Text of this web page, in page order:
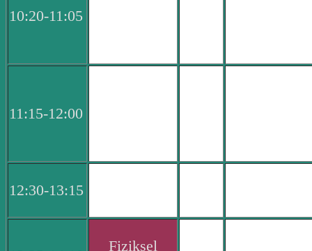
10:20-11:05
11:15-12:00
12:30-13:15
Fiziksel